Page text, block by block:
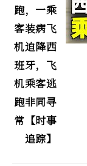
跑，一乘
客装病飞
机迫降西
班牙，飞
机乘客逃
跑非同寻
常【时事
追踪】